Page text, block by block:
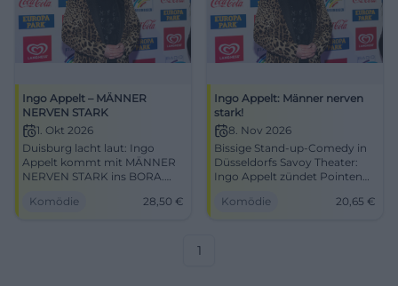
Ingo Appelt – MÄNNER
NERVEN STARK
1. Okt 2026
Duisburg lacht laut: Ingo
Appelt kommt mit MÄNNER
NERVEN STARK ins BORA.
– am 01.10.2026 ab 28,50 €.
Komödie 28,50 €
Ingo Appelt: Männer nerven
stark!
8. Nov 2026
Bissige Stand-up-Comedy in
Düsseldorfs Savoy Theater:
Ingo Appelt zündet Pointen
19:00 Uhr, Tickets ab 20,65 €.
Komödie 20,65 €
1